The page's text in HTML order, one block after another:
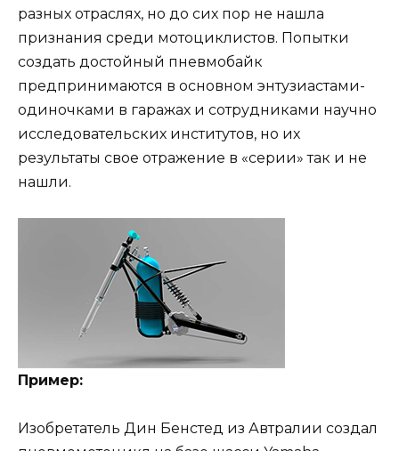
разных отраслях, но до сих пор не нашла
признания среди мотоциклистов. Попытки
создать достойный пневмобайк
предпринимаются в основном энтузиастами-
одиночками в гаражах и сотрудниками научно
исследовательских институтов, но их
результаты свое отражение в «серии» так и не
нашли.
Пример:
Изобретатель Дин Бенстед из Автралии создал